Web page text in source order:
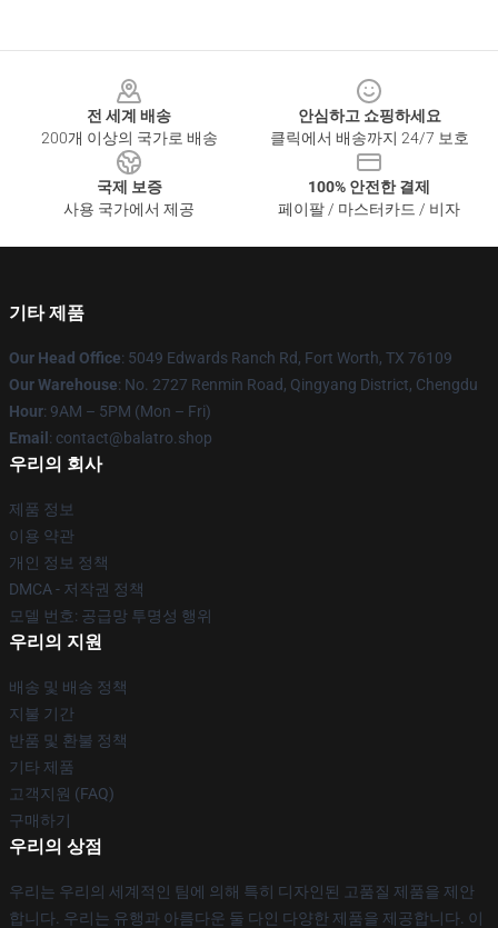
전 세계 배송
200개 이상의 국가로 배송
안심하고 쇼핑하세요
클릭에서 배송까지 24/7 보호
국제 보증
사용 국가에서 제공
100% 안전한 결제
페이팔 / 마스터카드 / 비자
기타 제품
Our Head Office: 5049 Edwards Ranch Rd, Fort Worth, TX 76109
Our Warehouse: No. 2727 Renmin Road, Qingyang District, Chengdu
Hour: 9AM – 5PM (Mon – Fri)
Email : contact@balatro.shop
우리의 회사
제품 정보
이용 약관
개인 정보 정책
DMCA - 저작권 정책
모델 번호: 공급망 투명성 행위
우리의 지원
배송 및 배송 정책
지불 기간
반품 및 환불 정책
기타 제품
고객지원 (FAQ)
구매하기
우리의 상점
우리는 우리의 세계적인 팀에 의해 특히 디자인된 고품질 제품을 제안
합니다. 우리는 유행과 아름다운 둘 다인 다양한 제품을 제공합니다. 이